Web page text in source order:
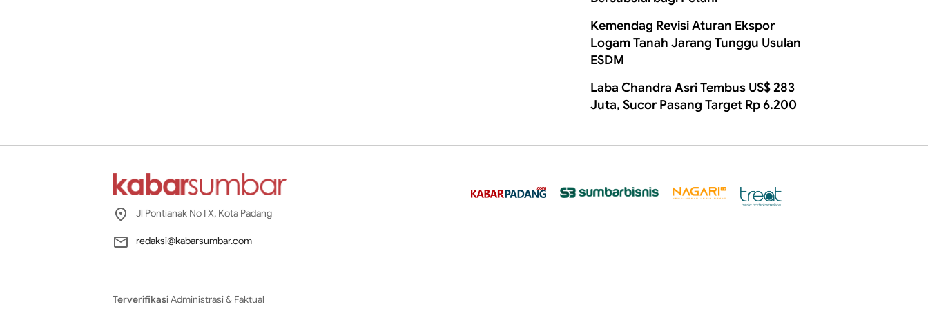
Kemendag Revisi Aturan Ekspor
Logam Tanah Jarang Tunggu Usulan
ESDM
Laba Chandra Asri Tembus US$ 283
Juta, Sucor Pasang Target Rp 6.200
Jl Pontianak No I X, Kota Padang
redaksi@kabarsumbar.com
TerverifikasiAdministrasi & Faktual